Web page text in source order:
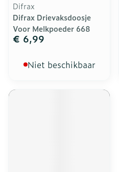
Difrax
Difrax Drievaksdoosje
Voor Melkpoeder 668
€ 6,99
Niet beschikbaar